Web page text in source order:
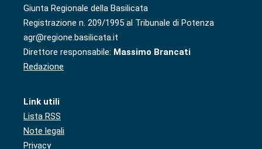
Giunta Regionale della Basilicata
Registrazione n. 209/1995 al Tribunale di Potenza
agr@regione.basilicata.it
Direttore responsabile: Massimo Brancati
Redazione
Link utili
Lista RSS
Note legali
Privacy